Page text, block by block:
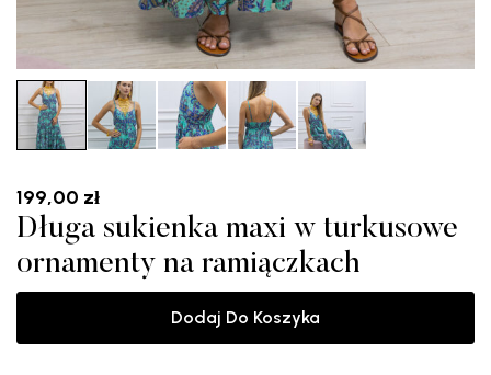
199,00 zł
Długa sukienka maxi w turkusowe
ornamenty na ramiączkach
Dodaj Do Koszyka